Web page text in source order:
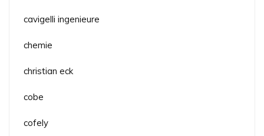
cavigelli ingenieure
chemie
christian eck
cobe
cofely